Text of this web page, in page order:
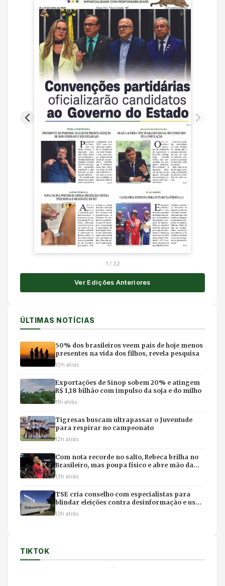
1 / 32
Ver Edições Anteriores
ÚLTIMAS NOTÍCIAS
50% dos brasileiros veem pais de hoje menos
presentes na vida dos filhos, revela pesquisa
10h atrás
Exportações de Sinop sobem 20% e atingem
R$ 1,18 bilhão com impulso da soja e do milho
11h atrás
Tigresas buscam ultrapassar o Juventude
para respirar no campeonato
12h atrás
Com nota recorde no salto, Rebeca brilha no
Brasileiro, mas poupa físico e abre mão da
final individual
13h atrás
TSE cria conselho com especialistas para
blindar eleições contra desinformação e uso
ilícito de IA
13h atrás
TIKTOK